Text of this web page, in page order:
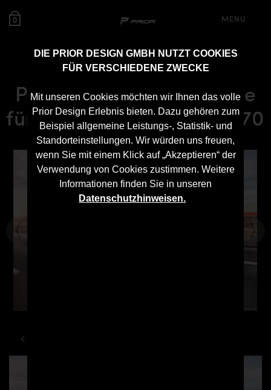
DIE PRIOR DESIGN GMBH NUTZT COOKIES
FÜR VERSCHIEDENE ZWECKE
Mit unseren Cookies möchten wir Ihnen das volle
Prior Design Erlebnis bieten. Dazu gehören zum
Beispiel allgemeine Leistungs-, Statistik- und
Standorteinstellungen. Wir würden uns freuen,
wenn Sie mit einem Klick auf „Akzeptieren“ der
Verwendung von Cookies zustimmen. Weitere
Informationen finden Sie in unseren
Datenschutzhinweisen.
0 MENU
P600WB Heckstoßstange
für Porsche Panamera 970